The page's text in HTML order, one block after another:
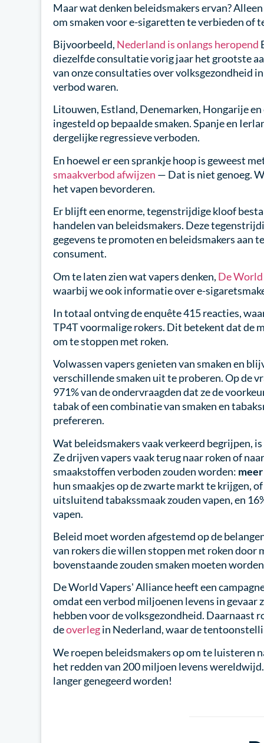
Maar wat denken beleidsmakers ervan?
om smaken voor e-sigaretten te verbieden of
Bijvoorbeeld, Nederland is onlangs heropend
diezelfde consultatie vorig jaar het grootste
van onze consultaties over volksgezondheid
verbod waren.
Litouwen, Estland, Denemarken, Hongarije
ingesteld op bepaalde smaken. Spanje en
dergelijke regressieve verboden.
En hoewel er een sprankje hoop is geweest
smaakverbod afwijzen — Dat is niet genoeg.
het vapen bevorderen.
Er blijft een enorme, tegenstrijdige kloof
handelen van beleidsmakers. Deze
gegevens te promoten en beleidsmakers aan
consument.
Om te laten zien wat vapers denken, De World
waarbij we ook informatie over e-
In totaal ontving de enquête 415 reacties,
TP4T voormalige rokers. Dit betekent dat de
om te stoppen met roken.
Volwassen vapers genieten van smaken en
verschillende smaken uit te proberen. Op de
971% van de ondervraagden dat ze de
tabak of een combinatie van smaken en
prefereren.
Wat beleidsmakers vaak verkeerd begrijpen,
Ze drijven vapers vaak terug naar roken of
smaakstoffen verboden zouden worden:
hun smaakjes op de zwarte markt te krijgen,
uitsluitend tabakssmaak zouden vapen, en
vapen.
Beleid moet worden afgestemd op de
van rokers die willen stoppen met roken door
bovenstaande zouden smaken moeten
De World Vapers' Alliance heeft een
omdat een verbod miljoenen levens in gevaar
hebben voor de volksgezondheid. Daarnaast
deoverlegin Nederland, waar de
We roepen beleidsmakers op om te luisteren
het redden van 200 miljoen levens
langer genegeerd worden!